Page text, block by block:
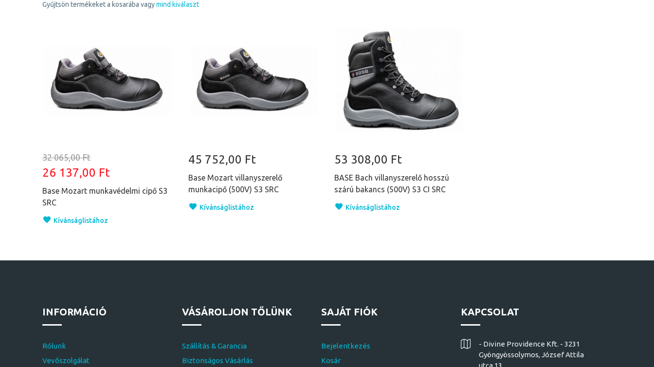
Gyűjtsön termékeket a kosarába vagymind kiválaszt
32 065,00 Ft
26 137,00 Ft
Base Mozart munkavédelmi cipő S3
SRC
Kívánságlistához
45 752,00 Ft
Base Mozart villanyszerelő
munkacipő (500V) S3 SRC
Kívánságlistához
53 308,00 Ft
BASE Bach villanyszerelő hosszú
szárú bakancs (500V) S3 CI SRC
Kívánságlistához
INFORMÁCIÓ
Rólunk
Vevőszolgálat
VÁSÁROLJON TŐLÜNK
Szállítás & Garancia
Biztonságos Vásárlás
SAJÁT FIÓK
Bejelentkezés
Kosár
KAPCSOLAT
- Divine Providence Kft. - 3231
Gyöngyössolymos, József Attila
utca 13.